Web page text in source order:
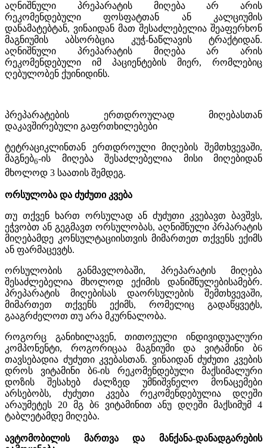
აღნიშნული პრეპარატის მიღება არ არის
რეკომენდებული ფოსფატთან ან კალციუმის
დანამატებტან, ვინაიდან მათ შესაძლებელია შეაფერხონ
მაგნიუმის აბსორბცია კუჭ-ნაწლავის ტრაქტიდან.
აღნიშნული პრეპარატის მიღება არ არის
რეკომენდებული იმ პაციენტების მიერ, რომლებიც
ღებულობენ ქუინიდინს.
პრეპარატების ერთდროულად მიღებასთან
დაკავშირებული გაფრთხილებები
ტეტრაციკლინთან ერთდროული მიღების შემთხვევაში,
მაგნებ6-ის მიღება შესაძლებელია მისი მიღებიდან
მხოლოდ 3 საათის შემდეგ.
ორსულობა და ძუძუთი კვება
თუ თქვენ ხართ ორსულად ან ძუძუთი კვებავთ ბავშვს,
ეჭვობთ ან გეგმავთ ორსულობას, აღნიშნული პრპარატის
მიღებამდე კონსულტაციისთვის მიმართეთ თქვენს ექიმს
ან ფარმაცევტს.
ორსულობის განმავლობაში, პრეპარატის მიღება
შესაძლებელია მხოლოდ ექიმის დანიშნულებისამებრ.
პრეპარატის მიღებისას დაორსულების შემთხვევაში,
მიმართეთ თქვენს ექიმს, რომელიც გადაწყვეტს,
გააგრძელოთ თუ არა მკურნალობა.
როგორც განიხილავენ, თითოეული ინდივიდუალური
კომპონენტი, როგორიცაა მაგნიუმი და ვიტამინი ბ6
თავსებადია ძუძუთი კვებასთან. ვინაიდან ძუძუთი კვების
დროს ვიტამინი ბ6-ის რეკომენდებული მაქსიმალური
დოზის შესახებ ძალზედ უმნიშვნელო მონაცემები
არსებობს, ძუძუთი კვება რეკომენდებულია დღეში
არაუმეტეს 20 მგ ბ6 ვიტამინით ანუ დღეში მაქსიმუმ 4
ტაბლეტამდე მიღება.
ავტომობილის მართვა და მანქანა-დანადგარების